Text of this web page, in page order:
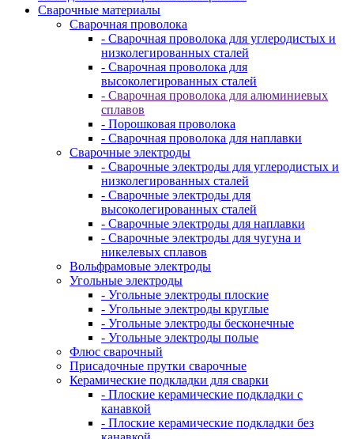
Сварочные материалы
Сварочная проволока
- Сварочная проволока для углеродистых и
низколегированных сталей
- Сварочная проволока для
высоколегированных сталей
- Сварочная проволока для алюминиевых
сплавов
- Порошковая проволока
- Сварочная проволока для наплавки
Сварочные электроды
- Сварочные электроды для углеродистых и
низколегированных сталей
- Сварочные электроды для
высоколегированных сталей
- Сварочные электроды для наплавки
- Сварочные электроды для чугуна и
никелевых сплавов
Вольфрамовые электроды
Угольные электроды
- Угольные электроды плоские
- Угольные электроды круглые
- Угольные электроды бесконечные
- Угольные электроды полые
Флюс сварочный
Присадочные прутки сварочные
Керамические подкладки для сварки
- Плоские керамические подкладки с
канавкой
- Плоские керамические подкладки без